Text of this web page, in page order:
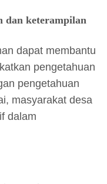
dan keterampilan
dapat membantu
pengetahuan
pengetahuan
masyarakat desa
dalam